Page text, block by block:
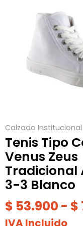
Calzado Institucional
Tenis Tipo
Venus Zeus
Tradicional
3-3 Blanco
$ 53.900 - $
IVA Incluido
opciones
en
la
página
de
producto